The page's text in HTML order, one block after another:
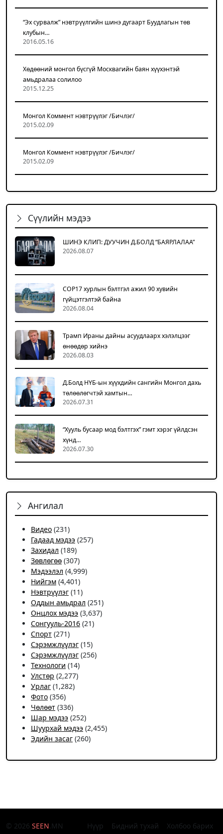
“Эх сурвалж” нэвтрүүлгийн шинэ дугаарт Буудлагын төв
клубын…
2016.05.16
Хөдөөний монгол бүсгүй Москвагийн баян хүүхэнтэй
амьдралаа солилоо
2015.12.25
Монгол Коммент нэвтрүүлэг /Бичлэг/
2015.02.09
Монгол Коммент нэвтрүүлэг /Бичлэг/
2015.02.09
Сүүлийн мэдээ
ШИНЭ КЛИП: ДУУЧИН Д.БОЛД “БАЯРЛАЛАА”
2026.08.07
COP17 хурлын бэлтгэл ажил 90 хувийн
гүйцэтгэлтэй байна
2026.08.04
Трамп Ираны дайны асуудлаарх хэлэлцээг
өнөөдөр хийнэ
2026.08.03
Д.Болд НҮБ-ын хүүхдийн сангийн Монгол дахь
төлөөлөгчтэй хамтын…
2026.07.31
“Хууль бусаар мод бэлтгэх” гэмт хэрэг үйлдсэн
хүнд…
2026.07.30
Ангилал
Видео (231)
Гадаад мэдээ (257)
Захидал (189)
Зөвлөгөө (307)
Мэдээлэл (4,999)
Нийгэм (4,401)
Нэвтрүүлэг (11)
Оддын амьдрал (251)
Онцлох мэдээ (3,637)
Сонгууль-2016 (21)
Спорт (271)
Сэрэмжлүүлэг (15)
Сэрэмжлүүлэг (256)
Технологи (14)
Улстөр (2,277)
Урлаг (1,282)
Фото (356)
Чѳлѳѳт (336)
Шар мэдээ (252)
Шуурхай мэдээ (2,455)
Эдийн засаг (260)
© 2026 SEEN.MN Нүүр Бидний тухай Холбоо барих